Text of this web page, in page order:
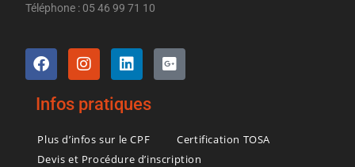
Téléphone : 05 46 99 71 10
Infos pratiques
Plus d’infos sur le CPF
Certification TOSA
Devis et Procédure d’inscription